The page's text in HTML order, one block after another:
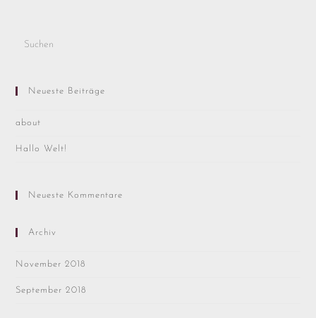
Neueste Beiträge
about
Hallo Welt!
Neueste Kommentare
Archiv
November 2018
September 2018